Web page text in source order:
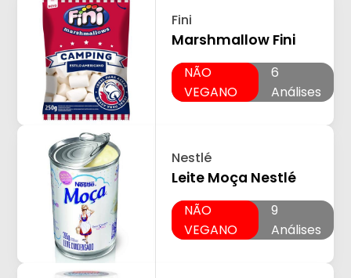
Fini
Marshmallow Fini
NÃO
VEGANO
6
Análises
Nestlé
Leite Moça Nestlé
NÃO
VEGANO
9
Análises